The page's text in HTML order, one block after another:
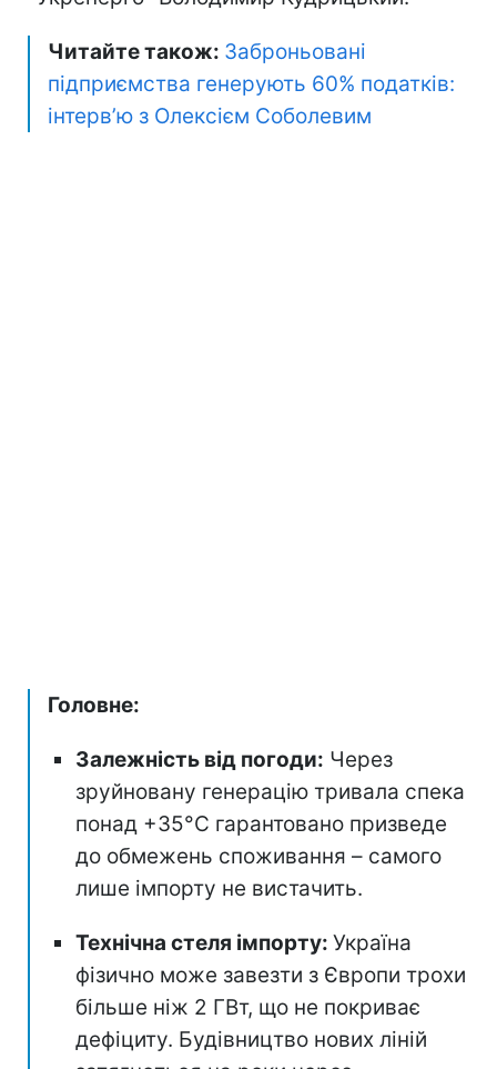
Читайте також: Заброньовані
підприємства генерують 60% податків:
інтерв’ю з Олексієм Соболевим
Головне:
Залежність від погоди: Через
зруйновану генерацію тривала спека
понад +35°C гарантовано призведе
до обмежень споживання – самого
лише імпорту не вистачить.
Технічна стеля імпорту: Україна
фізично може завезти з Європи трохи
більше ніж 2 ГВт, що не покриває
дефіциту. Будівництво нових ліній